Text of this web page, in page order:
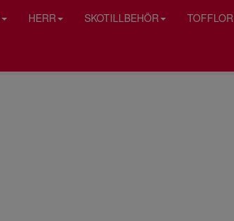
HERR SKOTILLBEHÖR TOFFLOR